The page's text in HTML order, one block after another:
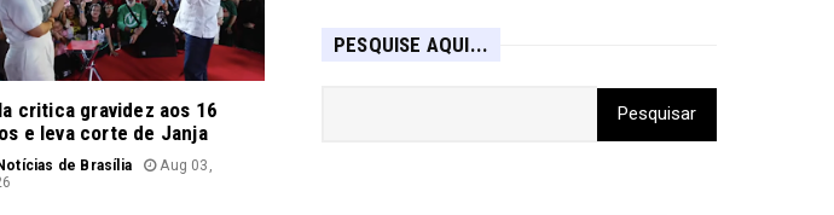
critica gravidez aos 16
e leva corte de Janja
de Brasília
Aug 03,
PESQUISE AQUI...